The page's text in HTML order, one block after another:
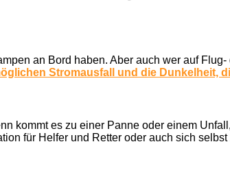
an Bord haben. Aber auch wer auf
Stromausfall und die Dunkelheit,
kommt es zu einer Panne oder einem
für Helfer und Retter oder auch sich